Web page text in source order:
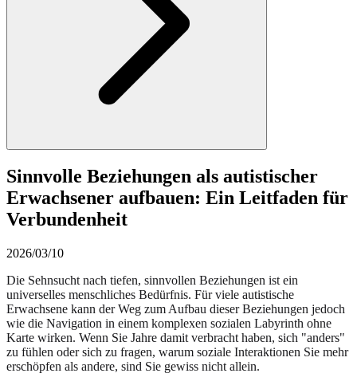
Sinnvolle Beziehungen als autistischer
Erwachsener aufbauen: Ein Leitfaden für
Verbundenheit
2026/03/10
Die Sehnsucht nach tiefen, sinnvollen Beziehungen ist ein
universelles menschliches Bedürfnis. Für viele autistische
Erwachsene kann der Weg zum Aufbau dieser Beziehungen jedoch
wie die Navigation in einem komplexen sozialen Labyrinth ohne
Karte wirken. Wenn Sie Jahre damit verbracht haben, sich "anders"
zu fühlen oder sich zu fragen, warum soziale Interaktionen Sie mehr
erschöpfen als andere, sind Sie gewiss nicht allein.